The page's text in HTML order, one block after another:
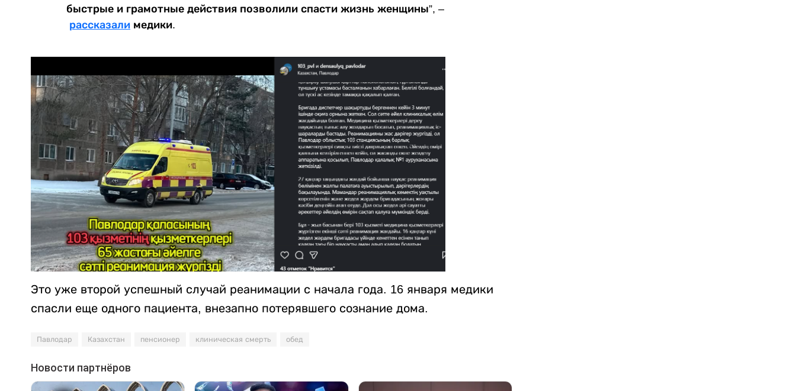
быстрые и грамотные действия позволили спасти жизнь женщины”, –
рассказали медики.
Это уже второй успешный случай реанимации с начала года. 16 января медики
спасли еще одного пациента, внезапно потерявшего сознание дома.
Павлодар Казахстан пенсионер клиническая смерть обед